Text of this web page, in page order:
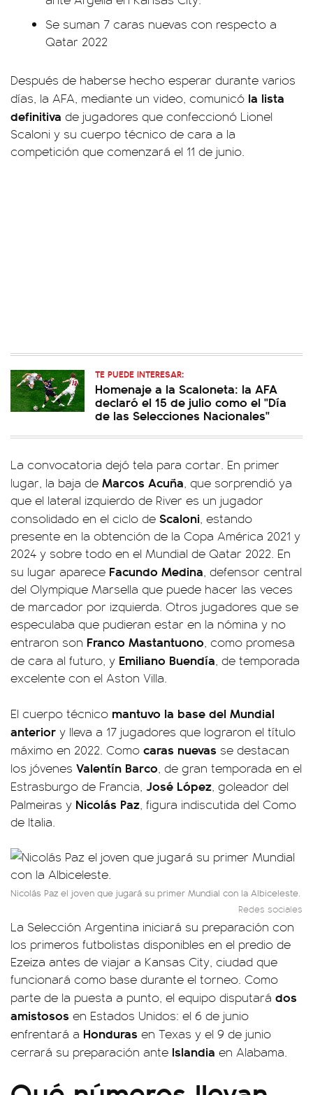
Se suman 7 caras nuevas con respecto a
Qatar 2022
Después de haberse hecho esperar durante varios
días, la AFA, mediante un video, comunicó la lista
definitiva de jugadores que confeccionó Lionel
Scaloni y su cuerpo técnico de cara a la
competición que comenzará el 11 de junio.
TE PUEDE INTERESAR:
Homenaje a la Scaloneta: la AFA
declaró el 15 de julio como el "Día
de las Selecciones Nacionales"
La convocatoria dejó tela para cortar. En primer
lugar, la baja de Marcos Acuña, que sorprendió ya
que el lateral izquierdo de River es un jugador
consolidado en el ciclo de Scaloni, estando
presente en la obtención de la Copa América 2021 y
2024 y sobre todo en el Mundial de Qatar 2022. En
su lugar aparece Facundo Medina, defensor central
del Olympique Marsella que puede hacer las veces
de marcador por izquierda. Otros jugadores que se
especulaba que pudieran estar en la nómina y no
entraron son Franco Mastantuono, como promesa
de cara al futuro, y Emiliano Buendía, de temporada
excelente con el Aston Villa.
El cuerpo técnico mantuvo la base del Mundial
anterior y lleva a 17 jugadores que lograron el título
máximo en 2022. Como caras nuevas se destacan
los jóvenes Valentín Barco, de gran temporada en el
Estrasburgo de Francia, José López, goleador del
Palmeiras y Nicolás Paz, figura indiscutida del Como
de Italia.
Nicolás Paz el joven que jugará su primer Mundial con la Albiceleste.
Redes sociales
La Selección Argentina iniciará su preparación con
los primeros futbolistas disponibles en el predio de
Ezeiza antes de viajar a Kansas City, ciudad que
funcionará como base durante el torneo. Como
parte de la puesta a punto, el equipo disputará dos
amistosos en Estados Unidos: el 6 de junio
enfrentará a Honduras en Texas y el 9 de junio
cerrará su preparación ante Islandia en Alabama.